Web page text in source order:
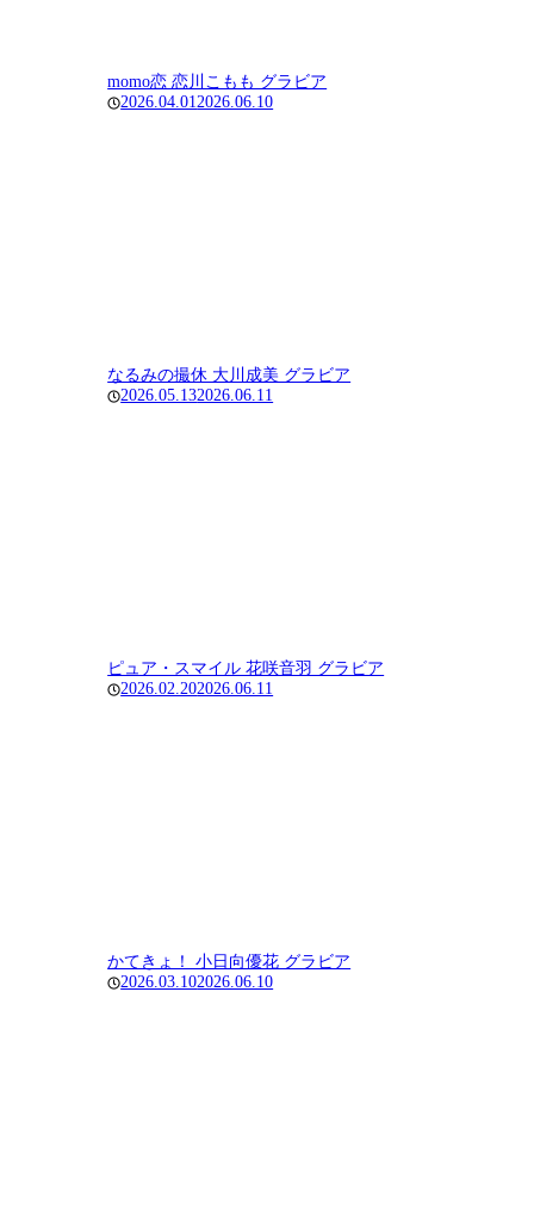
momo恋 恋川こもも グラビア
2026.04.01 2026.06.10
なるみの撮休 大川成美 グラビア
2026.05.132026.06.11
ピュア・スマイル 花咲音羽 グラビア
2026.02.202026.06.11
かてきょ！ 小日向優花 グラビア
2026.03.102026.06.10